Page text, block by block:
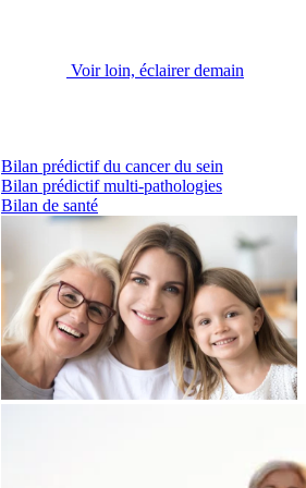
Voir loin, éclairer demain
Bilan prédictif du cancer du sein
Bilan prédictif multi-pathologies
Bilan de santé